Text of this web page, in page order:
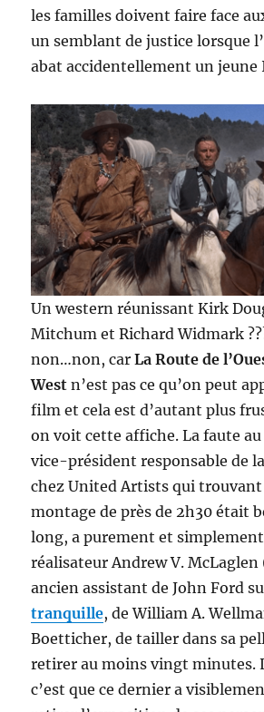
les familles doivent faire face
un semblant de justice lorsque
abat accidentellement un jeune
Un western réunissant Kirk
Mitchum et Richard Widmark
non…non, carLa Route de
West n’est pas ce qu’on peut
film et cela est d’autant plus
on voit cette affiche. La faute
vice-président responsable de
chez United Artists qui
montage de près de 2h30 était
long, a purement et
réalisateur Andrew V.
ancien assistant de John Ford
tranquille, de William A.
Boetticher, de tailler dans sa
retirer au moins vingt minutes.
c’est que ce dernier a